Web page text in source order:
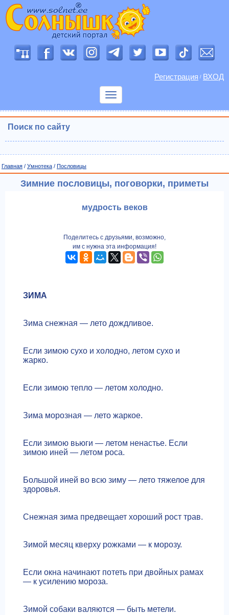
Регистрация / ВХОД
Показать
Поиск по сайту
Главная / Умнотека / Пословицы
Зимние пословицы, поговорки, приметы
мудрость веков
Поделитесь с друзьями, возможно,
им с нужна эта информация!
ЗИМА
Зима снежная — лето дождливое.
Если зимою сухо и холодно, летом сухо и
жарко.
Если зимою тепло — летом холодно.
Зима морозная — лето жаркое.
Если зимою вьюги — летом ненастье. Если
зимою иней — летом роса.
Большой иней во всю зиму — лето тяжелое для
здоровья.
Снежная зима предвещает хороший рост трав.
Зимой месяц кверху рожками — к морозу.
Если окна начинают потеть при двойных рамах
— к усилению мороза.
Зимой собаки валяются — быть метели.